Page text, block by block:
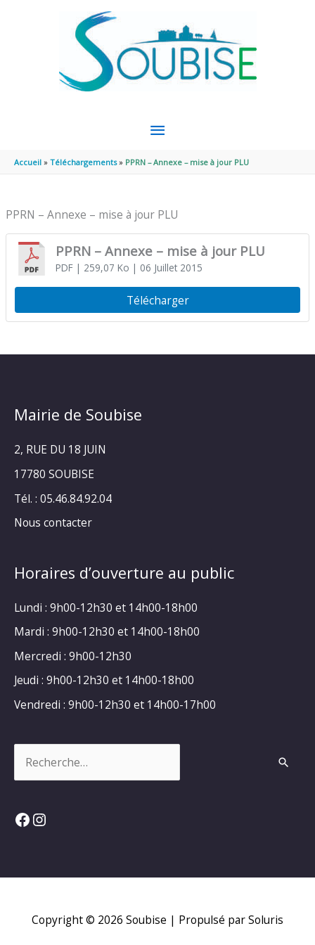
MENU
PRINCIPAL
Accueil Téléchargements PPRN – Annexe – mise à jour PLU
PPRN – Annexe – mise à jour PLU
PPRN – Annexe – mise à jour PLU
PDF| 259,07 Ko | 06 Juillet 2015
Télécharger
Mairie de Soubise
2, RUE DU 18 JUIN
17780 SOUBISE
Tél. : 05.46.84.92.04
Nous contacter
Horaires d’ouverture au public
Lundi : 9h00-12h30 et 14h00-18h00
Mardi : 9h00-12h30 et 14h00-18h00
Mercredi : 9h00-12h30
Jeudi : 9h00-12h30 et 14h00-18h00
Vendredi : 9h00-12h30 et 14h00-17h00
Facebook
Instagram
Copyright © 2026 Soubise | Propulsé par Soluris